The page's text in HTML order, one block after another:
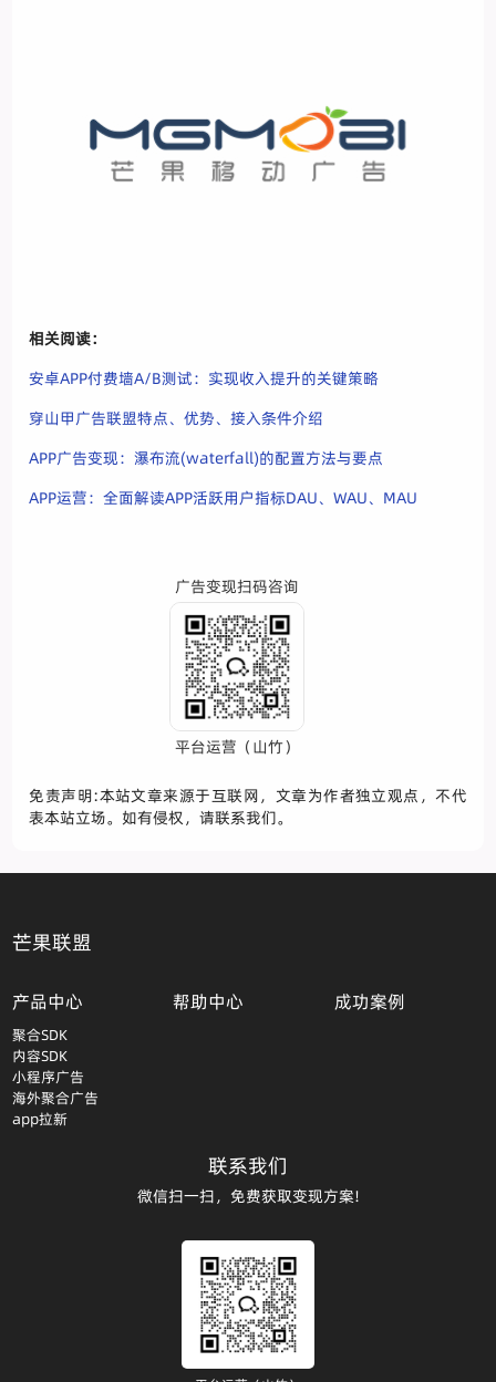
相关阅读：
安卓APP付费墙A/B测试：实现收入提升的关键策略
穿山甲广告联盟特点、优势、接入条件介绍
APP广告变现：瀑布流(waterfall)的配置方法与要点
APP运营：全面解读APP活跃用户指标DAU、WAU、MAU
广告变现扫码咨询
平台运营（山竹）
免责声明:本站文章来源于互联网，文章为作者独立观点，不代
表本站立场。如有侵权，请联系我们。
芒果联盟
产品中心
聚合SDK
内容SDK
小程序广告
海外聚合广告
app拉新
帮助中心 成功案例
联系我们
微信扫一扫，免费获取变现方案!